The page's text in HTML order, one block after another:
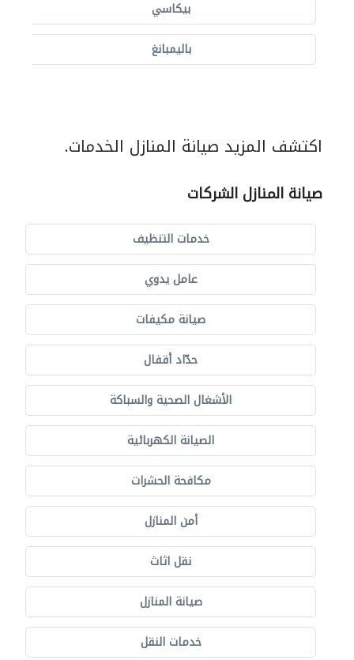
بيكاسي
باليمبانغ
اكتشف المزيد صيانة المنازل الخدمات.
صيانة المنازل الشركات
خدمات التنظيف
عامل يدوي
صيانة مكيفات
حدّاد أقفال
الأشغال الصحية والسباكة
الصيانة الكهربائية
مكافحة الحشرات
أمن المنازل
نقل اثاث
صيانة المنازل
خدمات النقل